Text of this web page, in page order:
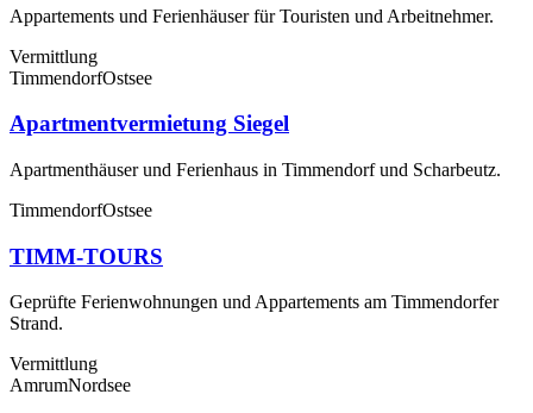
Appartements und Ferienhäuser für Touristen und Arbeitnehmer.
Vermittlung
TimmendorfOstsee
Apartmentvermietung Siegel
Apartmenthäuser und Ferienhaus in Timmendorf und Scharbeutz.
TimmendorfOstsee
TIMM-TOURS
Geprüfte Ferienwohnungen und Appartements am Timmendorfer
Strand.
Vermittlung
AmrumNordsee